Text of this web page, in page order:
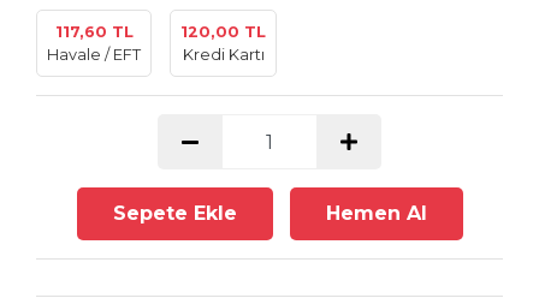
117,60 TL
Havale / EFT
120,00 TL
Kredi Kartı
Sepete Ekle Hemen Al